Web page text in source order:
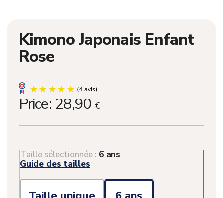
Kimono Japonais Enfant
Rose
Price: 28,90 €
Taille sélectionnée : 6 ans
Guide des tailles